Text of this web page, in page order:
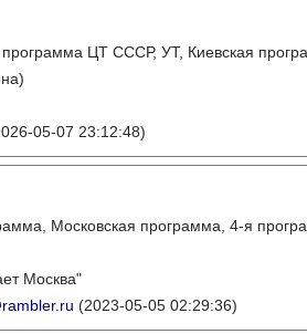
ЦТ СССР, УТ, Киевская
05-07 23:12:48)
Московская программа, 4-я
Москва"
(2023-05-05 02:29:36)